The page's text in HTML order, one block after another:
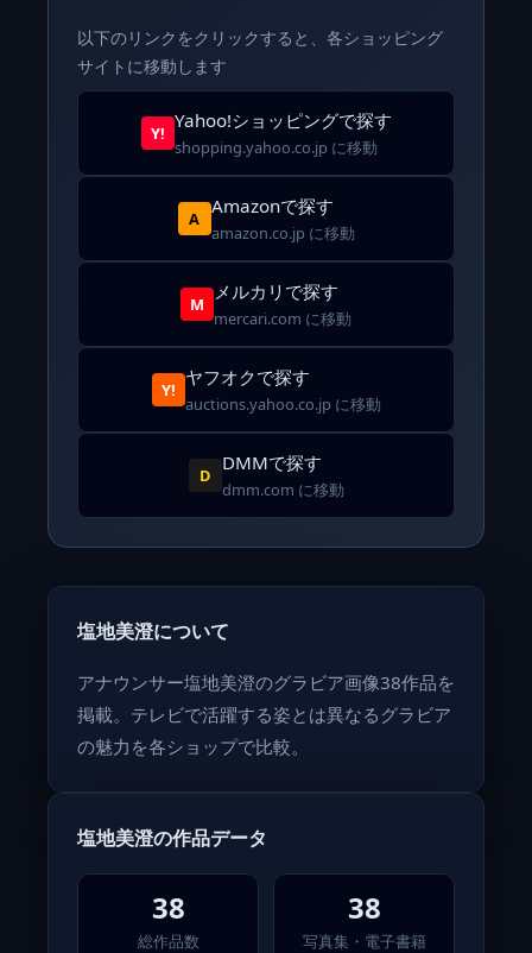
以下のリンクをクリックすると、各ショッピング
サイトに移動します
Y!
Yahoo!ショッピングで探す
shopping.yahoo.co.jp に移動
A
Amazonで探す
amazon.co.jp に移動
M
メルカリで探す
mercari.com に移動
Y!
ヤフオクで探す
auctions.yahoo.co.jp に移動
D
DMMで探す
dmm.com に移動
塩地美澄について
アナウンサー塩地美澄のグラビア画像38作品を
掲載。テレビで活躍する姿とは異なるグラビア
の魅力を各ショップで比較。
塩地美澄の作品データ
38
総作品数
38
写真集・電子書籍